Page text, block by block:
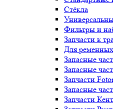
Стёкла
Фильтры и
Запчасти к
Для
Запасные
Запасные
Запчасти
Запасные
Запчасти